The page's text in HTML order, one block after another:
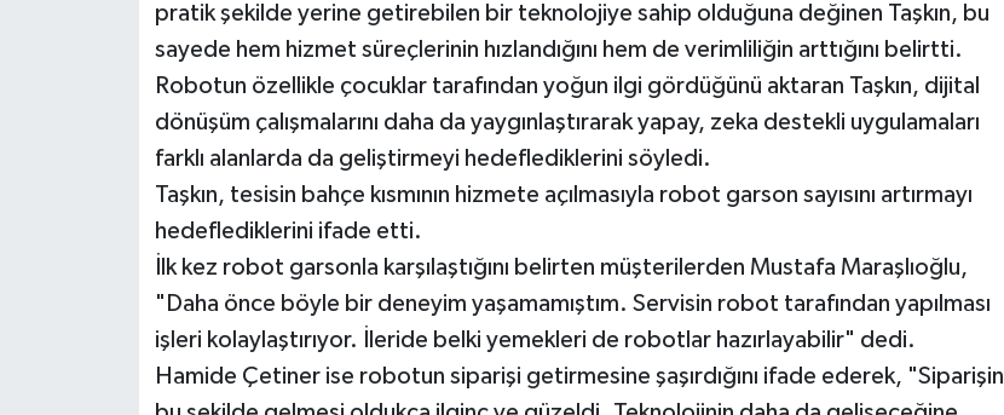
pratik şekilde yerine getirebilen bir teknolojiye sahip olduğuna değinen Taşkın, bu
sayede hem hizmet süreçlerinin hızlandığını hem de verimliliğin arttığını belirtti.
Robotun özellikle çocuklar tarafından yoğun ilgi gördüğünü aktaran Taşkın, dijital
dönüşüm çalışmalarını daha da yaygınlaştırarak yapay, zeka destekli uygulamaları
farklı alanlarda da geliştirmeyi hedeflediklerini söyledi.
Taşkın, tesisin bahçe kısmının hizmete açılmasıyla robot garson sayısını artırmayı
hedeflediklerini ifade etti.
İlk kez robot garsonla karşılaştığını belirten müşterilerden Mustafa Maraşlıoğlu,
"Daha önce böyle bir deneyim yaşamamıştım. Servisin robot tarafından yapılması
işleri kolaylaştırıyor. İleride belki yemekleri de robotlar hazırlayabilir" dedi.
Hamide Çetiner ise robotun siparişi getirmesine şaşırdığını ifade ederek, "Siparişin